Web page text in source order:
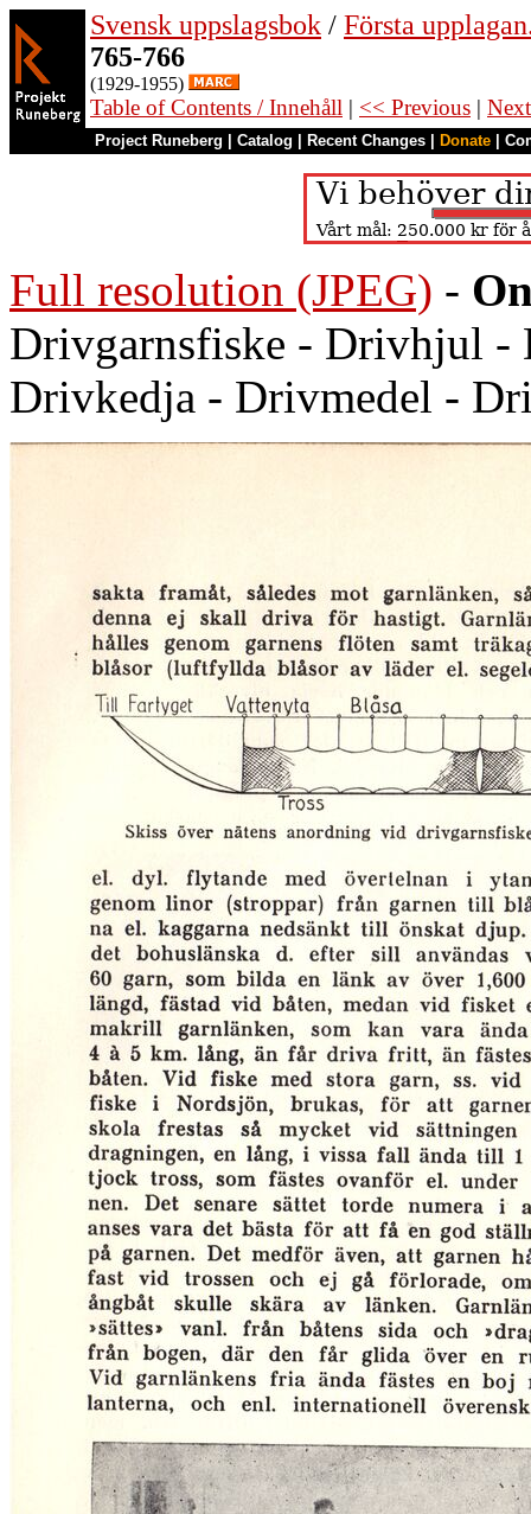
Svensk uppslagsbok / Första
765-766
(1929-1955)
Table of Contents / Innehåll | << Previous |
Project Runeberg Catalog Recent Changes Donate
Full resolution (JPEG) -
Drivgarnsfiske - Drivhjul
Drivkedja - Drivmedel -